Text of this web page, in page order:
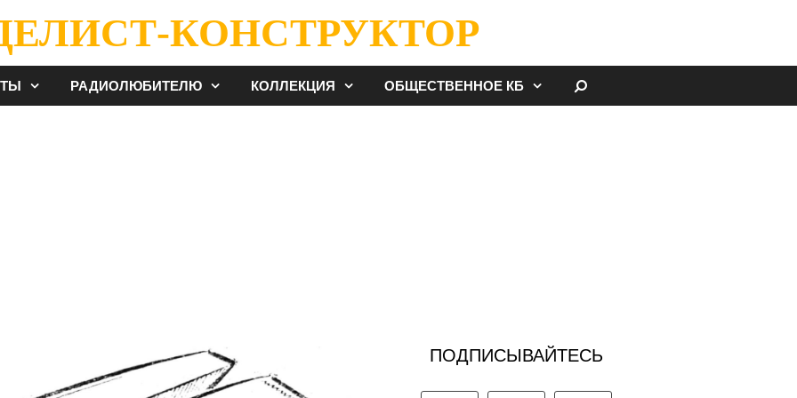
КОНСТРУКТОР
РАДИОЛЮБИТЕЛЮ КОЛЛЕКЦИЯ ОБЩЕСТВЕННОЕ КБ
ПОДПИСЫВАЙТЕСЬ